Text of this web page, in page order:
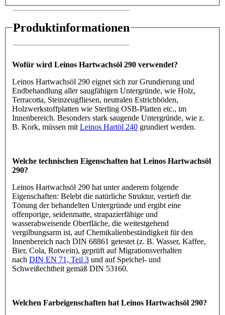
Produktinformationen
Wofür wird Leinos Hartwachsöl 290 verwendet?
Leinos Hartwachsöl 290 eignet sich zur Grundierung und
Endbehandlung aller saugfähigen Untergründe, wie Holz,
Terracotta, Steinzeugfliesen, neutralen Estrichböden,
Holzwerkstoffplatten wie Sterling OSB-Platten etc., im
Innenbereich. Besonders stark saugende Untergründe, wie z.
B. Kork, müssen mit Leinos Hartöl 240 grundiert werden.
Welche technischen Eigenschaften hat Leinos Hartwachsöl
290?
Leinos Hartwachsöl 290 hat unter anderem folgende
Eigenschaften: Belebt die natürliche Struktur, vertieft die
Tönung der behandelten Untergründe und ergibt eine
offenporige, seidenmatte, strapazierfähige und
wasserabweisende Oberfläche, die weitestgehend
vergilbungsarm ist, auf Chemikalienbeständigkeit für den
Innenbereich nach DIN 68861 getestet (z. B. Wasser, Kaffee,
Bier, Cola, Rotwein), geprüft auf Migrationsverhalten
nach DIN EN 71, Teil 3 und auf Speichel- und
Schweißechtheit gemäß DIN 53160.
Welchen Farbeigenschaften hat Leinos Hartwachsöl 290?